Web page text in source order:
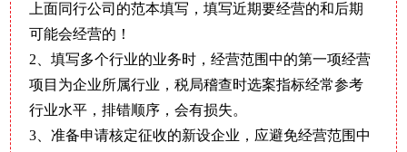
上面同行公司的范本填写，填写近期要经营的和后期
可能会经营的！
2、填写多个行业的业务时，经营范围中的第一项经营
项目为企业所属行业，税局稽查时选案指标经常参考
行业水平，排错顺序，会有损失。
3、准备申请核定征收的新设企业，应避免经营范围中